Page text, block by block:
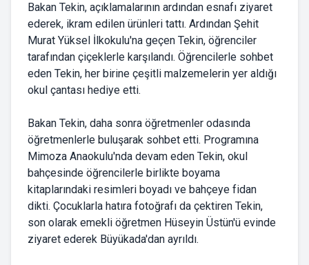
Bakan Tekin, açıklamalarının ardından esnafı ziyaret
ederek, ikram edilen ürünleri tattı. Ardından Şehit
Murat Yüksel İlkokulu'na geçen Tekin, öğrenciler
tarafından çiçeklerle karşılandı. Öğrencilerle sohbet
eden Tekin, her birine çeşitli malzemelerin yer aldığı
okul çantası hediye etti.
Bakan Tekin, daha sonra öğretmenler odasında
öğretmenlerle buluşarak sohbet etti. Programına
Mimoza Anaokulu'nda devam eden Tekin, okul
bahçesinde öğrencilerle birlikte boyama
kitaplarındaki resimleri boyadı ve bahçeye fidan
dikti. Çocuklarla hatıra fotoğrafı da çektiren Tekin,
son olarak emekli öğretmen Hüseyin Üstün'ü evinde
ziyaret ederek Büyükada'dan ayrıldı.